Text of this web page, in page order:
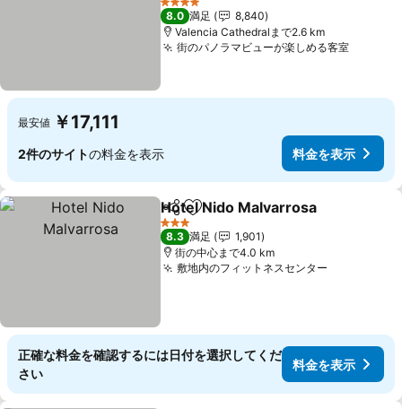
4 ホテルのランク
8.0 満足
8,840
Valencia Cathedralまで2.6 km
街のパノラマビューが楽しめる客室
最安値 ￥17,111
2件のサイトの料金を表示 料金を表示
シェアお気に入りに追加
Hotel Nido Malvarrosa
3 ホテルのランク
8.3 満足
1,901
街の中心まで4.0 km
敷地内のフィットネスセンター
正確な料金を確認するには日付を選択してくだ
さい
料金を表示